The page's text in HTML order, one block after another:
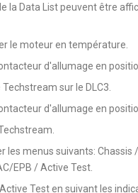
la Data List peuvent être
le moteur en température.
d'allumage en
sur le DLC3.
d'allumage en
les menus suivants: Chassis /
EPB / Active Test.
Test en suivant les